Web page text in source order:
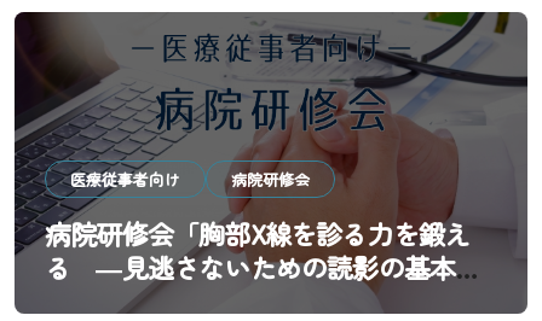
医療従事者向け 病院研修会
病院研修会「胸部X線を診る力を鍛え
る ―見逃さないための読影の基本と
実践―」